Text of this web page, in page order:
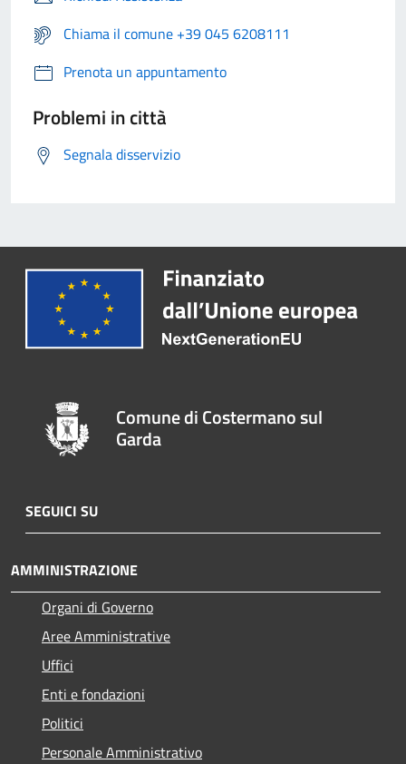
Chiama il comune +39 045 6208111
Prenota un appuntamento
Problemi in città
Segnala disservizio
Comune di Costermano sul
Garda
SEGUICI SU
AMMINISTRAZIONE
Organi di Governo
Aree Amministrative
Uffici
Enti e fondazioni
Politici
Personale Amministrativo